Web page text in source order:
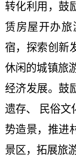
转化利用，鼓
赁房屋开办
宿，探索创新
休闲的城镇旅
经济发展。鼓
遗存、
民俗文
势造景，推进
景区，拓展旅